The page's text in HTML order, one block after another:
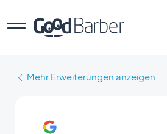
Mehr Erweiterungen anzeigen